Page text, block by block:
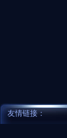
友情链接：